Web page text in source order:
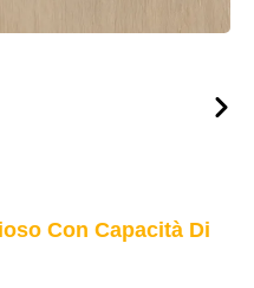
Con Capacità Di